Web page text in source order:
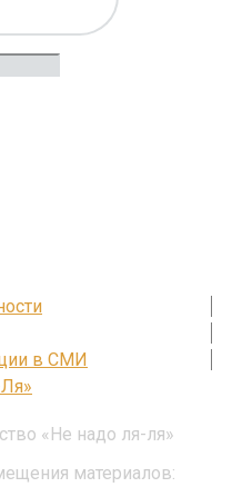
«Не надо ля-ля»
материалов:
в СМИ